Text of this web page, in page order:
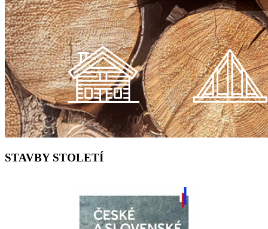
STAVBY STOLETÍ